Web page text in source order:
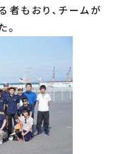
者もおり、チームが